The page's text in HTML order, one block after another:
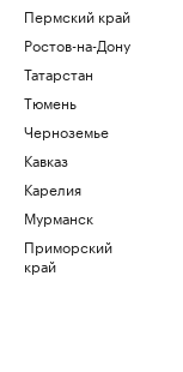
Пермский край
Ростов-на-Дону
Татарстан
Тюмень
Черноземье
Кавказ
Карелия
Мурманск
Приморский
край